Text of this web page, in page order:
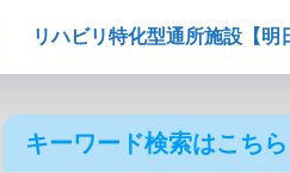
リハビリ特化型通所施設【明
キーワード検索はこちら